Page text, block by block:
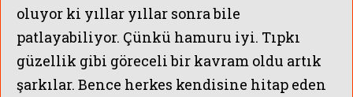
oluyor ki yıllar yıllar sonra bile
patlayabiliyor. Çünkü hamuru iyi. Tıpkı
güzellik gibi göreceli bir kavram oldu artık
şarkılar. Bence herkes kendisine hitap eden